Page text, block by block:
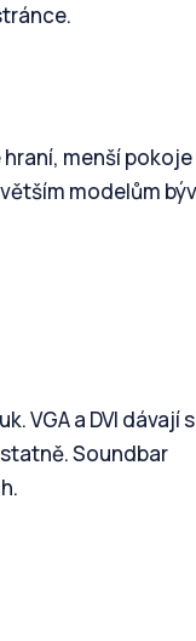
menší
modelům
VGA a DVI dávají
Soundbar